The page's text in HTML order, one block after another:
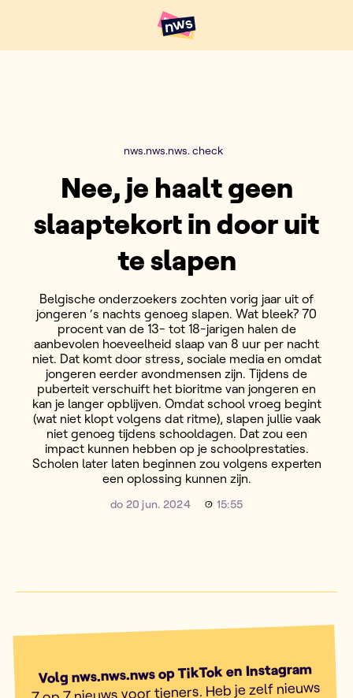
Hoofdpunten VRT NWS
nws.nws.nws. check
Nee, je haalt geen
slaaptekort in door uit
te slapen
Belgische onderzoekers zochten vorig jaar uit of
jongeren ‘s nachts genoeg slapen. Wat bleek? 70
procent van de 13- tot 18-jarigen halen de
aanbevolen hoeveelheid slaap van 8 uur per nacht
niet. Dat komt door stress, sociale media en omdat
jongeren eerder avondmensen zijn. Tijdens de
puberteit verschuift het bioritme van jongeren en
kan je langer opblijven. Omdat school vroeg begint
(wat niet klopt volgens dat ritme), slapen jullie vaak
niet genoeg tijdens schooldagen. Dat zou een
impact kunnen hebben op je schoolprestaties.
Scholen later laten beginnen zou volgens experten
een oplossing kunnen zijn.
do 20 jun. 2024 15:55
Volg nws.nws.nws op TikTok en Instagram
7 op 7 nieuws voor tieners. Heb je zelf nieuws